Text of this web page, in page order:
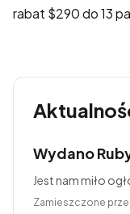
rabat $290do 13
Wydano
Jest nam miło
Zamieszczone